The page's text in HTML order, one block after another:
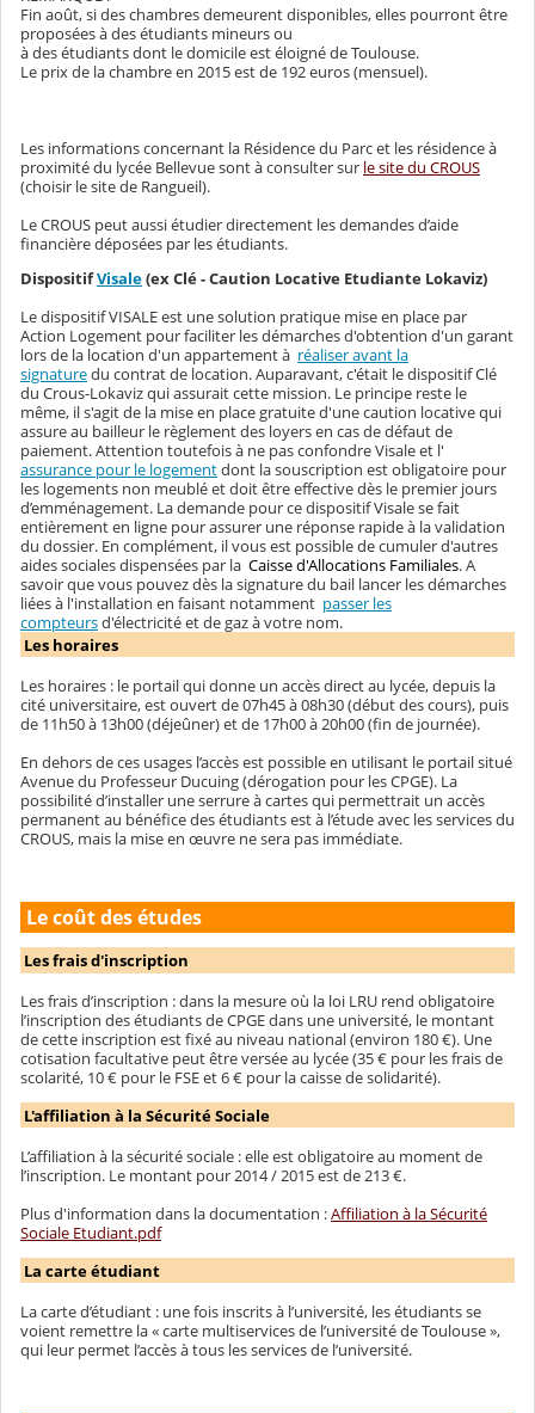
Fin août, si des chambres demeurent disponibles, elles pourront être
proposées à des étudiants mineurs ou
à des étudiants dont le domicile est éloigné de Toulouse.
Le prix de la chambre en 2015 est de 192 euros (mensuel).
Les informations concernant la Résidence du Parc et les résidence à
proximité du lycée Bellevue sont à consulter sur le site du CROUS
(choisir le site de Rangueil).
Le CROUS peut aussi étudier directement les demandes d’aide
financière déposées par les étudiants.
DispositifVisale(ex Clé - Caution Locative Etudiante Lokaviz)
Le dispositif VISALE est une solution pratique mise en place par
Action Logement pour faciliter les démarches d'obtention d'un garant
lors de la location d'un appartement à réaliser avant la
signaturedu contrat de location. Auparavant, c'était le dispositif Clé
du Crous-Lokaviz qui assurait cette mission. Le principe reste le
même, il s'agit de la mise en place gratuite d'une caution locative qui
assure au bailleur le règlement des loyers en cas de défaut de
paiement. Attention toutefois à ne pas confondre Visale et l'
assurance pour le logementdont la souscription est obligatoire pour
les logements non meublé et doit être effective dès le premier jours
d’emménagement. La demande pour ce dispositif Visale se fait
entièrement en ligne pour assurer une réponse rapide à la validation
du dossier. En complément, il vous est possible de cumuler d'autres
aides sociales dispensées par la Caisse d'Allocations Familiales. A
savoir que vous pouvez dès la signature du bail lancer les démarches
liées à l'installation en faisant notamment passer les
compteursd'électricité et de gaz à votre nom.
Les horaires
Les horaires : le portail qui donne un accès direct au lycée, depuis la
cité universitaire, est ouvert de 07h45 à 08h30 (début des cours), puis
de 11h50 à 13h00 (déjeûner) et de 17h00 à 20h00 (fin de journée).
En dehors de ces usages l’accès est possible en utilisant le portail situé
Avenue du Professeur Ducuing (dérogation pour les CPGE). La
possibilité d’installer une serrure à cartes qui permettrait un accès
permanent au bénéfice des étudiants est à l’étude avec les services du
CROUS, mais la mise en œuvre ne sera pas immédiate.
Le coût des études
Les frais d'inscription
Les frais d’inscription : dans la mesure où la loi LRU rend obligatoire
l’inscription des étudiants de CPGE dans une université, le montant
de cette inscription est fixé au niveau national (environ 180 €). Une
cotisation facultative peut être versée au lycée (35 € pour les frais de
scolarité, 10 € pour le FSE et 6 € pour la caisse de solidarité).
L'affiliation à la Sécurité Sociale
L’affiliation à la sécurité sociale : elle est obligatoire au moment de
l’inscription. Le montant pour 2014 / 2015 est de 213 €.
Plus d'information dans la documentation :Affiliation à la Sécurité
Sociale Etudiant.pdf
La carte étudiant
La carte d’étudiant : une fois inscrits à l’université, les étudiants se
voient remettre la « carte multiservices de l’université de Toulouse »,
qui leur permet l’accès à tous les services de l’université.